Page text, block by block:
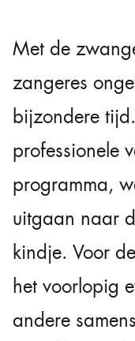
Met de
zangeres
bijzondere
professionele
programma,
uitgaan naar
kindje. Voor
het voorlopig
andere